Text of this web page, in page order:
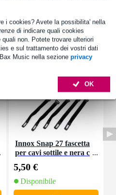
i cookies? Avete la possibilita' nella
di indicare quali cookies
non. Potete trovare ulteriori
e sul trattamento dei vostri dati
Music nella sezione privacy
OK
Innox Snap 27 fascetta
per cavi sottile e nera c
(10 pezzi)
5,50 €
Disponibile